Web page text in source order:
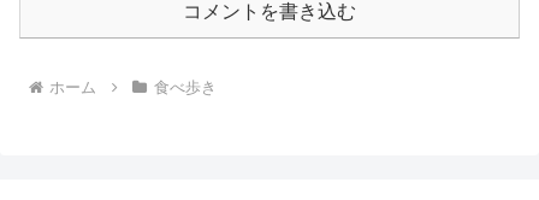
コメントを書き込む
ホーム 食べ歩き